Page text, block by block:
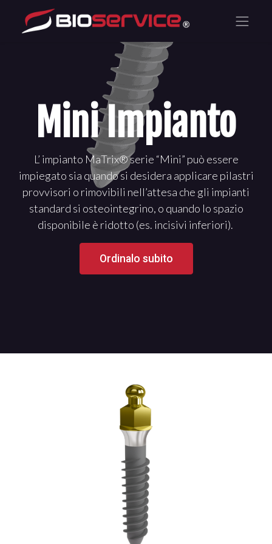
Mini Impianto
L’ impianto MaTrix® serie “Mini” può essere
impiegato sia quando si desidera applicare pilastri
provvisori o rimovibili nell’attesa che gli impianti
standard si osteointegrino, o quando lo spazio
disponibile è ridotto (es. incisivi inferiori).
Ordinalo subito